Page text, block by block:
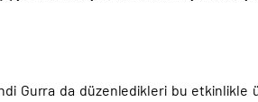
Gurra da düzenledikleri bu etkinlikle